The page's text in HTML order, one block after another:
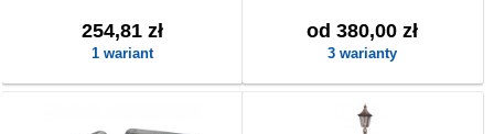
254,81 zł
1 wariant
od 380,00 zł
3 warianty